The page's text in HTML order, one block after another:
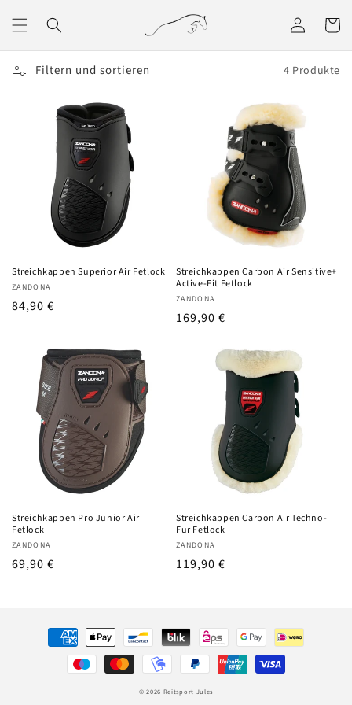
zum
Inhalt
Einloggen
Filtern und sortieren 4 Produkte
Streichkappen Superior Air Fetlock
Anbieter:
ZANDONA
UVP
84,90 €
Streichkappen Carbon Air Sensitive+
Active-Fit Fetlock
Anbieter:
ZANDONA
UVP
169,90 €
Streichkappen Pro Junior Air
Fetlock
Anbieter:
ZANDONA
UVP
69,90 €
Streichkappen Carbon Air Techno-
Fur Fetlock
Anbieter:
ZANDONA
UVP
119,90 €
Zahlungsmethoden
© 2026 Reitsport Jules